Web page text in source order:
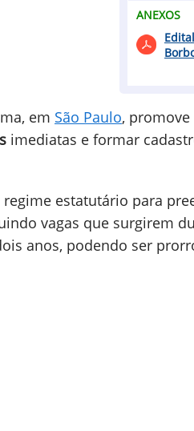
em São Paulo,
imediatas e formar
ANEXOS
estatutário para
vagas que surgirem
anos, podendo ser